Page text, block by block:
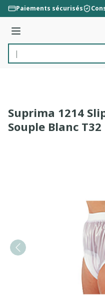
Aller au contenu
Paiements sécurisés
Menu
Rechercher
Suprima 1214
Souple Blanc T32